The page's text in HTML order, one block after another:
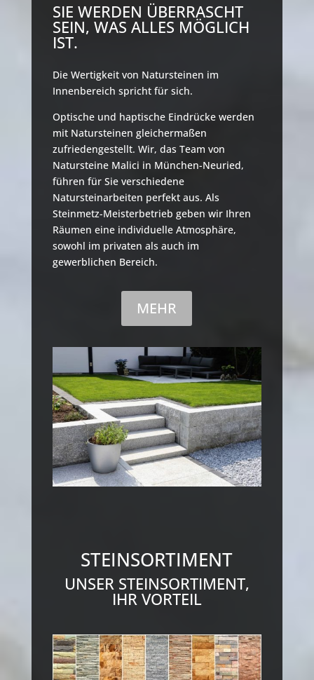
SIE WERDEN ÜBERRASCHT
SEIN, WAS ALLES MÖGLICH
IST.
Die Wertigkeit von Natursteinen im
Innenbereich spricht für sich.
Optische und haptische Eindrücke werden
mit Natursteinen gleichermaßen
zufriedengestellt. Wir, das Team von
Natursteine Malici in München-Neuried,
führen für Sie verschiedene
Natursteinarbeiten perfekt aus. Als
Steinmetz-Meisterbetrieb geben wir Ihren
Räumen eine individuelle Atmosphäre,
sowohl im privaten als auch im
gewerblichen Bereich.
MEHR
STEINSORTIMENT
UNSER STEINSORTIMENT,
IHR VORTEIL